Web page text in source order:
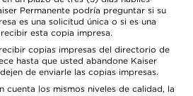
Permanente podría preguntar si su
es una solicitud única o si es una
esta copia impresa.
copias impresas del directorio de
hasta que usted abandone Kaiser
de enviarle las copias impresas.
cuenta los mismos niveles de calidad, la